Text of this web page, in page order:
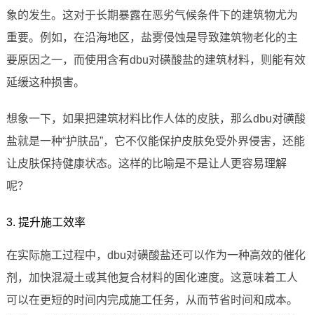
象的发生。这对于长期暴露在恶劣气候条件下的建筑物尤为
重要。例如，在沿海地区，盐雾侵蚀是导致建筑物老化的主
要原因之一，而使用含有dbu对磺酸盐的建筑材料，则能有效
延缓这种损害。
想象一下，如果把建筑材料比作人体的皮肤，那么dbu对磺酸
盐就是一种“护肤品”，它不仅能保护皮肤免受外界侵害，还能
让皮肤保持健康状态。这样的比喻是不是让人更容易理解
呢？
3. 提升施工效率
在实际施工过程中，dbu对磺酸盐还可以作为一种高效的催化
剂，加快混凝土或其他复合材料的固化速度。这意味着工人
可以在更短的时间内完成施工任务，从而节省时间和成本。